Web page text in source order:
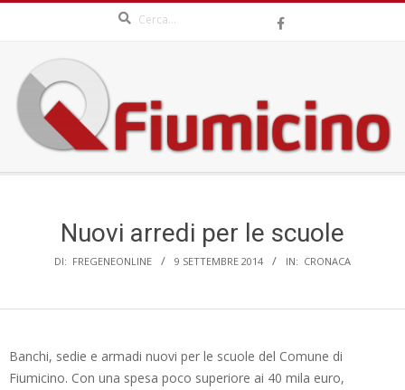
content
QFIUMICINO.COM
Nuovi arredi per le scuole
DI: FREGENEONLINE 9 SETTEMBRE 2014 IN: CRONACA
Banchi, sedie e armadi nuovi per le scuole del Comune di
Fiumicino. Con una spesa poco superiore ai 40 mila euro,